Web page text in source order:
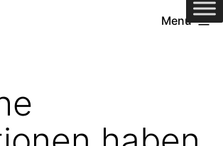
Menü